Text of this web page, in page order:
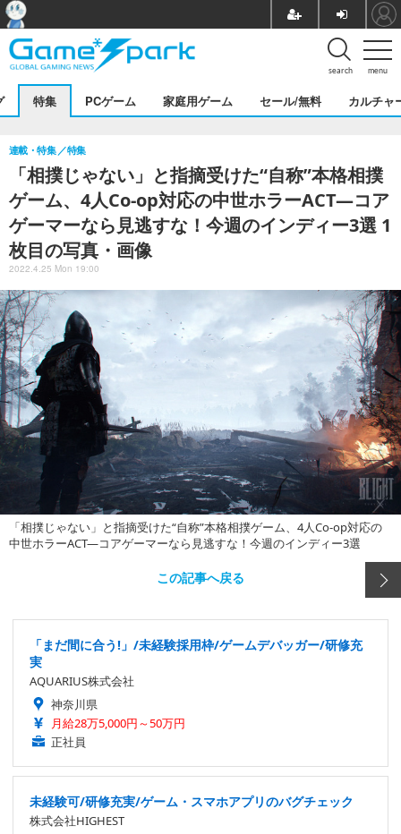
menu
search
特集 PCゲーム 家庭用ゲーム セール/無料 カルチャ
「相撲じゃない」と指摘受けた“自称”本格相撲
ゲーム、4人Co-op対応の中世ホラーACT―コア
ゲーマーなら見逃すな！今週のインディー3選 1
枚目の写真・画像
連載・特集 特集
2022.4.25 Mon 19:00
「相撲じゃない」と指摘受けた“自称”本格相撲ゲーム、4人Co-op対応の
中世ホラーACT―コアゲーマーなら見逃すな！今週のインディー3選
この記事へ戻る
「まだ間に合う!」/未経験採用枠/ゲームデバッガー/研修充
実
AQUARIUS株式会社
神奈川県
月給28万5,000円～50万円
正社員
未経験可/研修充実/ゲーム・スマホアプリのバグチェック
株式会社HIGHEST